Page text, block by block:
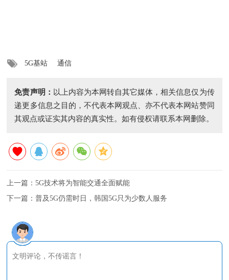
5G基站 通信
免责声明： 以上内容为本网转自其它媒体，相关信息仅为传
递更多信息之目的，不代表本网观点、亦不代表本网站赞同
其观点或证实其内容的真实性。如有侵权请联系本网删除。
上一篇：5G技术将为智能交通全面赋能
下一篇：普及5G仍需时日，韩国5G只为少数人服务